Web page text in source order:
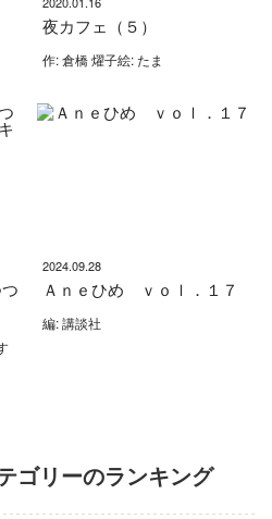
夜カフェ（５）
作: 倉橋 燿子絵: たま
2024.09.28
Ａｎｅひめ ｖｏｌ．１７
編: 講談社
ゴリーのランキング